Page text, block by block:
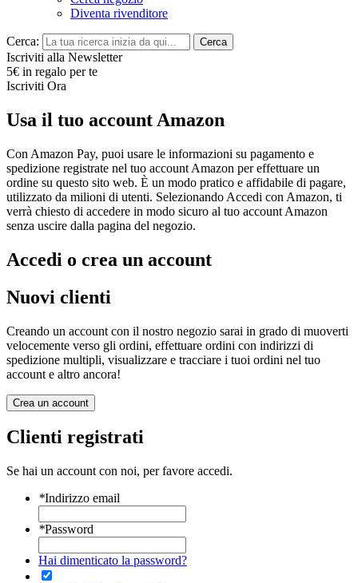
Diventa rivenditore
Cerca: Cerca
Iscriviti alla Newsletter
5€ in regalo per te
Iscriviti Ora
Usa il tuo account Amazon
Con Amazon Pay, puoi usare le informazioni su pagamento e
spedizione registrate nel tuo account Amazon per effettuare un
ordine su questo sito web. È un modo pratico e affidabile di pagare,
utilizzato da milioni di utenti. Selezionando Accedi con Amazon, ti
verrà chiesto di accedere in modo sicuro al tuo account Amazon
senza uscire dalla pagina del negozio.
Accedi o crea un account
Nuovi clienti
Creando un account con il nostro negozio sarai in grado di muoverti
velocemente verso gli ordini, effettuare ordini con indirizzi di
spedizione multipli, visualizzare e tracciare i tuoi ordini nel tuo
account e altro ancora!
Crea un account
Clienti registrati
Se hai un account con noi, per favore accedi.
*Indirizzo email
*Password
Hai dimenticato la password?